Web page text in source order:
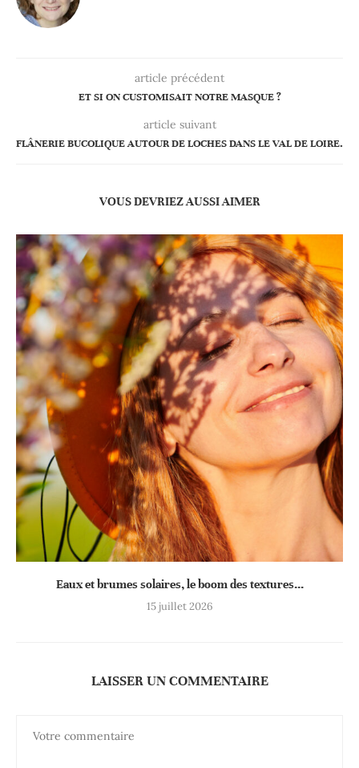
article précédent
ET SI ON CUSTOMISAIT NOTRE MASQUE ?
article suivant
FLÂNERIE BUCOLIQUE AUTOUR DE LOCHES DANS LE VAL DE LOIRE.
VOUS DEVRIEZ AUSSI AIMER
Eaux et brumes solaires, le boom des textures...
15 juillet 2026
LAISSER UN COMMENTAIRE